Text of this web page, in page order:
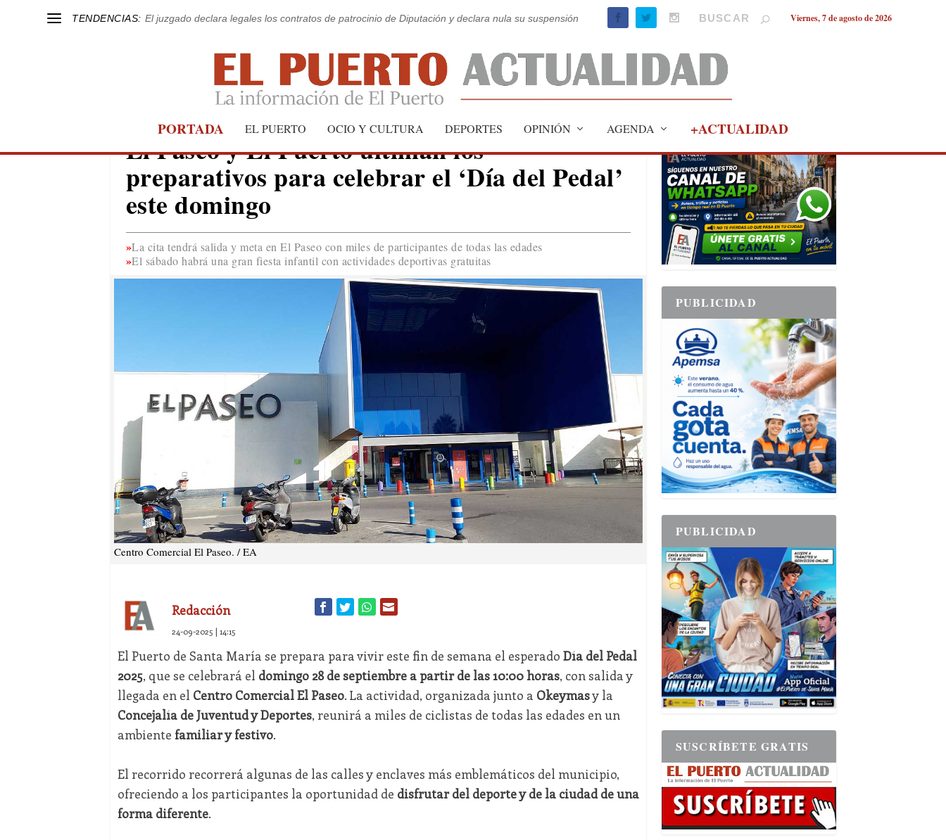
TENDENCIAS: El juzgado declara legales los contratos de patrocinio de Diputación y declara nula su suspensión Viernes, 7 de agosto de 2026
PORTADA EL PUERTO OCIO Y CULTURA DEPORTES OPINIÓN AGENDA +ACTUALIDAD
EL PUERTO
El Paseo y El Puerto ultiman los
preparativos para celebrar el ‘Día del Pedal’
este domingo
La cita tendrá salida y meta en El Paseo con miles de participantes de todas las edades
El sábado habrá una gran fiesta infantil con actividades deportivas gratuitas
Centro Comercial El Paseo. / EA
Redacción
24-09-2025 | 14:15
El Puerto de Santa María se prepara para vivir este fin de semana el esperado Día del Pedal
2025, que se celebrará el domingo 28 de septiembre a partir de las 10:00 horas, con salida y
llegada en el Centro Comercial El Paseo. La actividad, organizada junto a Okeymasy la
Concejalía de Juventud y Deportes, reunirá a miles de ciclistas de todas las edades en un
ambiente familiar y festivo.
El recorrido recorrerá algunas de las calles y enclaves más emblemáticos del municipio,
ofreciendo a los participantes la oportunidad de disfrutar del deporte y de la ciudad de una
forma diferente.
PUBLICIDAD
PUBLICIDAD
PUBLICIDAD
SUSCRÍBETE GRATIS